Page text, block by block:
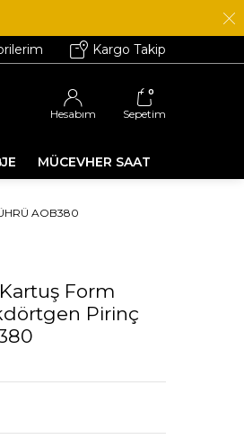
Kargo Takip
Hesabım
0
Sepetim
MÜCEVHER SAAT
AOB380
Form
Pirinç